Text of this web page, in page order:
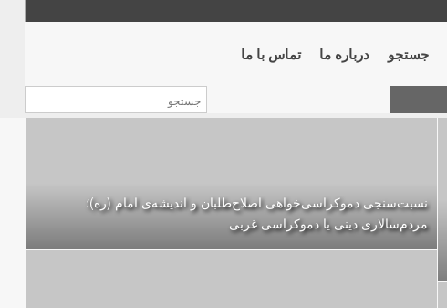
جستجو درباره ما تماس با ما
نسبت‌سنجی دموکراسی‌خواهی اصلاح‌طلبان و اندیشه‌ی امام (ره)؛
مردم‌سالاری دینی یا دموکراسی غربی